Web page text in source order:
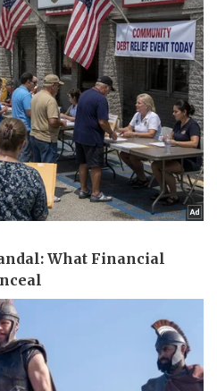
Ô tô - Xe máy
Ô tô
Xe máy
Tư vấn